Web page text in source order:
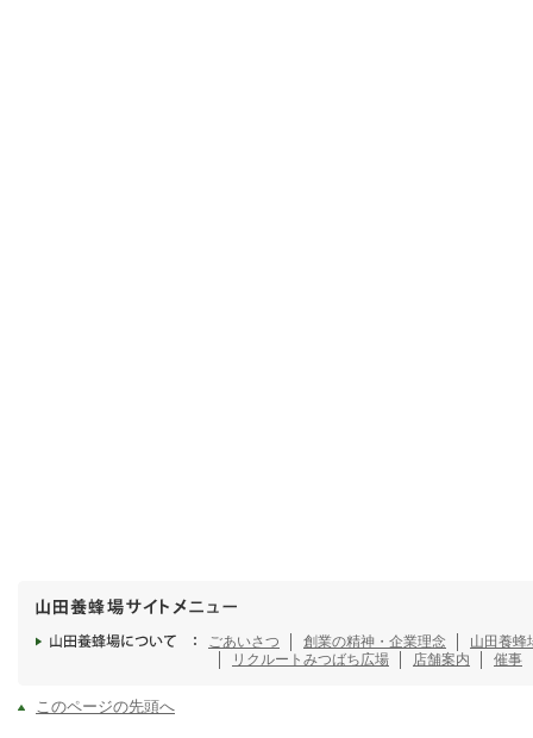
ごあいさつ 創業の精神・企業理念
山田養蜂
リクルート みつばち広場 店舗案内 催事
このページの先頭へ